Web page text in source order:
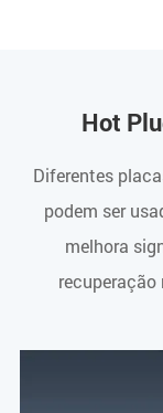
Hot
Diferentes
podem ser
melhora
recuperação